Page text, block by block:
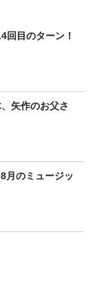
回目のターン！
矢作のお父さ
月のミュージッ